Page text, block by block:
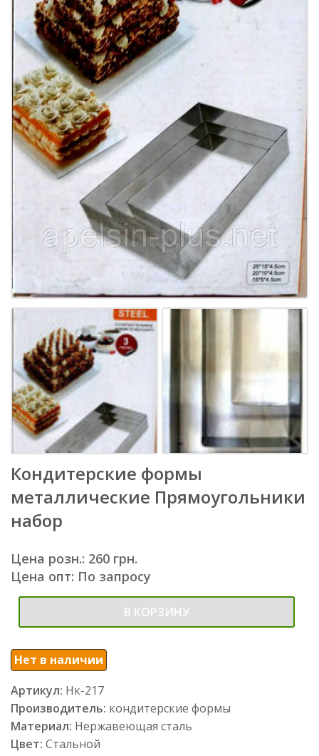
Кондитерские формы
металлические Прямоугольники
набор
Цена розн.: 260 грн.
Цена опт: По запросу
В КОРЗИНУ
Нет в наличии
Артикул: Нк-217
Производитель: кондитерские формы
Материал: Нержавеющая сталь
Цвет: Стальной